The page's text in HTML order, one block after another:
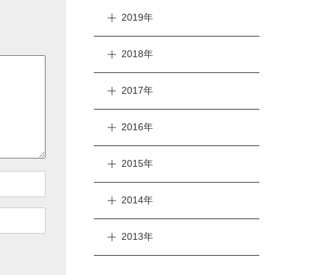
2019年
2018年
2017年
2016年
2015年
2014年
2013年